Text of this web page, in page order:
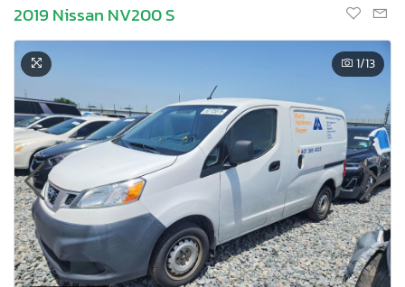
2019 Nissan NV200 S
1/13